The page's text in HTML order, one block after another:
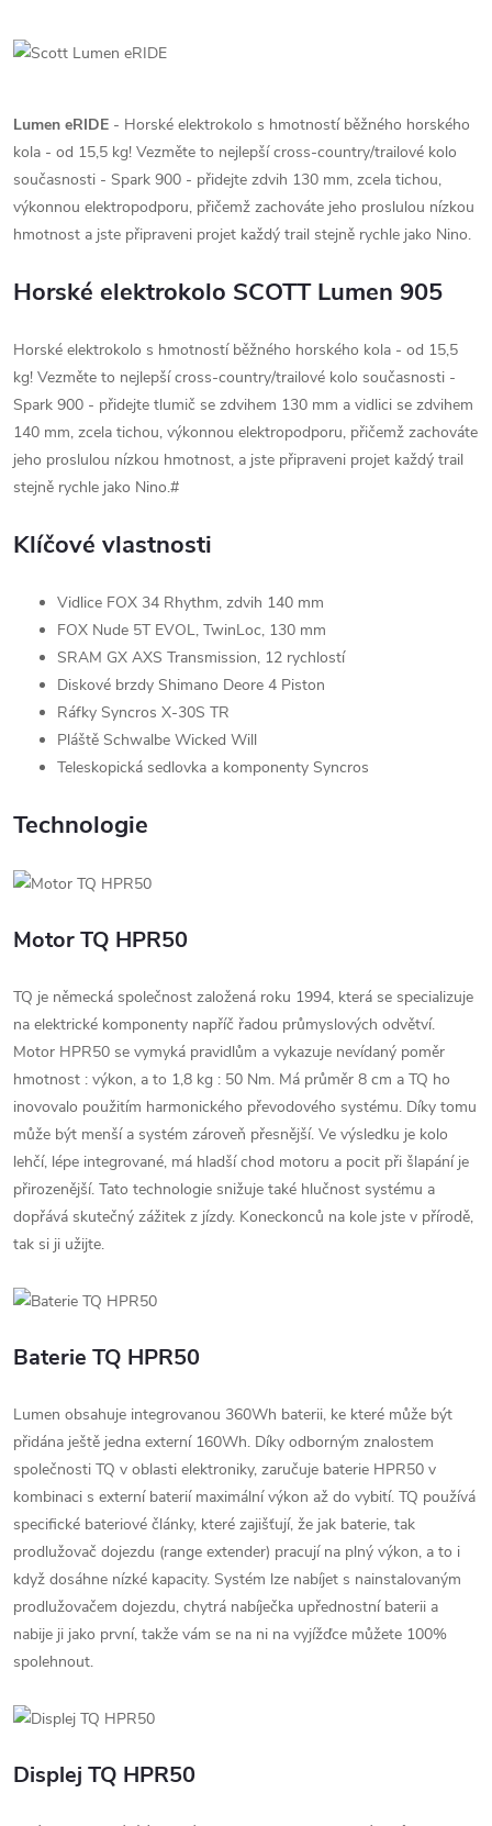
Lumen eRIDE - Horské elektrokolo s hmotností běžného horského
kola - od 15,5 kg! Vezměte to nejlepší cross-country/trailové kolo
současnosti - Spark 900 - přidejte zdvih 130 mm, zcela tichou,
výkonnou elektropodporu, přičemž zachováte jeho proslulou nízkou
hmotnost a jste připraveni projet každý trail stejně rychle jako Nino.
Horské elektrokolo SCOTT Lumen 905
Horské elektrokolo s hmotností běžného horského kola - od 15,5
kg! Vezměte to nejlepší cross-country/trailové kolo současnosti -
Spark 900 - přidejte tlumič se zdvihem 130 mm a vidlici se zdvihem
140 mm, zcela tichou, výkonnou elektropodporu, přičemž zachováte
jeho proslulou nízkou hmotnost, a jste připraveni projet každý trail
stejně rychle jako Nino.#
Klíčové vlastnosti
Vidlice FOX 34 Rhythm, zdvih 140 mm
FOX Nude 5T EVOL, TwinLoc, 130 mm
SRAM GX AXS Transmission, 12 rychlostí
Diskové brzdy Shimano Deore 4 Piston
Ráfky Syncros X-30S TR
Pláště Schwalbe Wicked Will
Teleskopická sedlovka a komponenty Syncros
Technologie
Motor TQ HPR50
TQ je německá společnost založená roku 1994, která se specializuje
na elektrické komponenty napříč řadou průmyslových odvětví.
Motor HPR50 se vymyká pravidlům a vykazuje nevídaný poměr
hmotnost : výkon, a to 1,8 kg : 50 Nm. Má průměr 8 cm a TQ ho
inovovalo použitím harmonického převodového systému. Díky tomu
může být menší a systém zároveň přesnější. Ve výsledku je kolo
lehčí, lépe integrované, má hladší chod motoru a pocit při šlapání je
přirozenější. Tato technologie snižuje také hlučnost systému a
dopřává skutečný zážitek z jízdy. Koneckonců na kole jste v přírodě,
tak si ji užijte.
Baterie TQ HPR50
Lumen obsahuje integrovanou 360Wh baterii, ke které může být
přidána ještě jedna externí 160Wh. Díky odborným znalostem
společnosti TQ v oblasti elektroniky, zaručuje baterie HPR50 v
kombinaci s externí baterií maximální výkon až do vybití. TQ používá
specifické bateriové články, které zajišťují, že jak baterie, tak
prodlužovač dojezdu (range extender) pracují na plný výkon, a to i
když dosáhne nízké kapacity. Systém lze nabíjet s nainstalovaným
prodlužovačem dojezdu, chytrá nabíječka upřednostní baterii a
nabije ji jako první, takže vám se na ni na vyjížďce můžete 100%
spolehnout.
Displej TQ HPR50